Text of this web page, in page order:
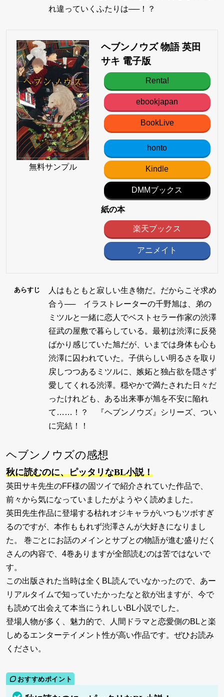
れ違っていくふたりは──！？
無料サンプル
ヘブンノウズ 物語 英田
サキ 電子版
Renta!
ebookjapan
BookLive
honto
Kindle
DMMブックス
紙の本
楽天ブックス
アニメイト
あらすじ
人はもともと寂しい生き物だ。だからこそ求め
合う── イラストレーターの千野旭は、弟の
ミツルと一緒に恋人でベストセラー作家の渋澤
征武の屋敷で暮らしている。最初は渋澤に反発
ばかり感じていた旭だが、いまでは身体も心も
渋澤に囚われていた。子供らしい明るさを取り
戻しつつあるミツルに、嫉妬と独占欲を隠さず
愛してくれる渋澤。穏やかで満たされた日々だ
ったけれども、ある出来事が旭を不安に陥れ
て……！？ 『ヘブンノウズ』シリーズ、つい
に完結！！
ヘブンノウズの感想
秋に読むのに、ピッタリなBL小説！
英田サキ先生のFF様の固ツイで紹介されていた作品で、
前々から気になっていましたがようやく読めました。
英田先生作品に登場する枯れオジキャラがいつもツボすぎ
るのですが、本作ももれず渋澤さんが大好きになりまし
た。 巻ごとにお話のメインとサブとの物語が進む盛りだく
さんの内容で、4巻ありますが全部読むのは苦ではないで
す。
この出版された当時は全くBL読んでいなかったので、あー
リアルタイムで知っていたかったなと欲が出ますが、今で
も読めて出会えて本当にうれしいBL小説でした。
登場人物が多く、魅力的で、人間ドラマと恋愛側のBLと楽
しめるエンターテイメント性が高い作品です。ぜひお読み
ください。